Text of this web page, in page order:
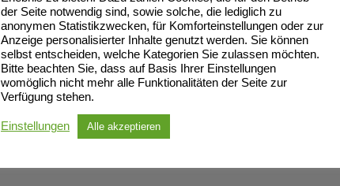
der Seite notwendig sind, sowie solche, die lediglich zu
anonymen Statistikzwecken, für Komforteinstellungen oder zur
Anzeige personalisierter Inhalte genutzt werden. Sie können
selbst entscheiden, welche Kategorien Sie zulassen möchten.
Bitte beachten Sie, dass auf Basis Ihrer Einstellungen
womöglich nicht mehr alle Funktionalitäten der Seite zur
Verfügung stehen.
Einstellungen Alle akzeptieren